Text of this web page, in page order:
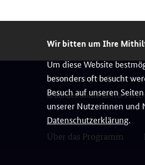
Wir bitten um Ihre
Um diese Website
besonders oft besucht
Besuch auf unseren
unserer Nutzerinnen und
Datenschutzerklärung.
Rahmenprogramm Geistes-
© Bundesministerium für
Über das Programm